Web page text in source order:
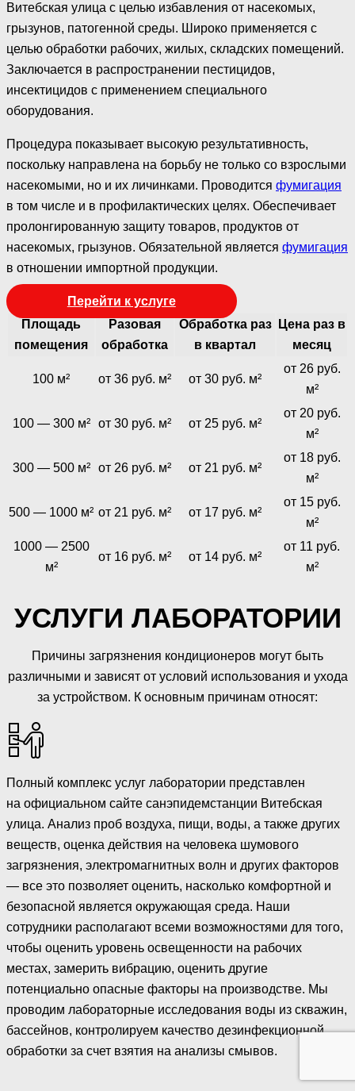
Витебская улица с целью избавления от насекомых,
грызунов, патогенной среды. Широко применяется с
целью обработки рабочих, жилых, складских помещений.
Заключается в распространении пестицидов,
инсектицидов с применением специального
оборудования.
Процедура показывает высокую результативность,
поскольку направлена на борьбу не только со взрослыми
насекомыми, но и их личинками. Проводится фумигация
в том числе и в профилактических целях. Обеспечивает
пролонгированную защиту товаров, продуктов от
насекомых, грызунов. Обязательной является фумигация
в отношении импортной продукции.
Перейти к услуге
Площадь
помещения
Разовая
обработка
Обработка раз
в квартал
Цена раз в
месяц
100 м² от 36 руб. м² от 30 руб. м²
от 26 руб.
м²
100 — 300 м² от 30 руб. м² от 25 руб. м²
от 20 руб.
м²
300 — 500 м² от 26 руб. м² от 21 руб. м²
от 18 руб.
м²
500 — 1000 м² от 21 руб. м² от 17 руб. м²
от 15 руб.
м²
1000 — 2500
м²
от 16 руб. м² от 14 руб. м²
от 11 руб.
м²
УСЛУГИ ЛАБОРАТОРИИ
Причины загрязнения кондиционеров могут быть
различными и зависят от условий использования и ухода
за устройством. К основным причинам относят:
Полный комплекс услуг лаборатории представлен
на официальном сайте санэпидемстанции Витебская
улица. Анализ проб воздуха, пищи, воды, а также других
веществ, оценка действия на человека шумового
загрязнения, электромагнитных волн и других факторов
— все это позволяет оценить, насколько комфортной и
безопасной является окружающая среда. Наши
сотрудники располагают всеми возможностями для того,
чтобы оценить уровень освещенности на рабочих
местах, замерить вибрацию, оценить другие
потенциально опасные факторы на производстве. Мы
проводим лабораторные исследования воды из скважин,
бассейнов, контролируем качество дезинфекционной
обработки за счет взятия на анализы смывов.